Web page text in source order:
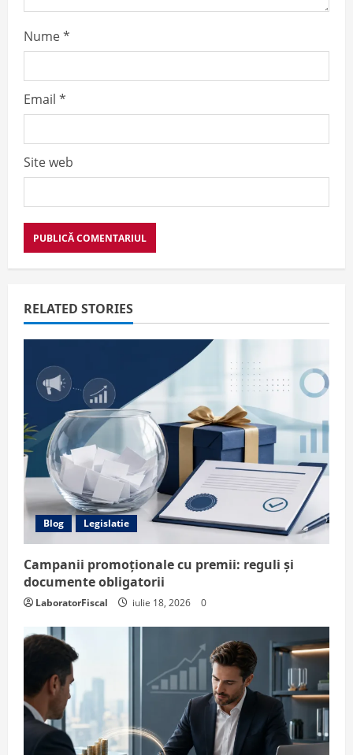
Nume*
Email *
Site web
RELATED STORIES
Blog Legislatie
Campanii promoționale cu premii: reguli și
documente obligatorii
LaboratorFiscal iulie 18, 2026 0